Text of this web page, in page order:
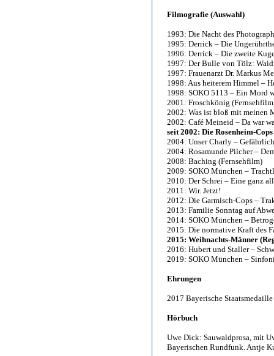
Filmografie (Auswahl)
1993: Die Nacht des
1995: Derrick – Die
1996: Derrick – Die zweite
1997: Der Bulle von Tölz:
1997: Frauenarzt Dr. Markus
1998: Aus heiterem Himmel –
1998: SOKO 5113 – Ein Mord
2001: Froschkönig
2002: Was ist bloß mit meinen
2002: Café Meineid – Da war
seit 2002: Die Rosenheim-
2004: Unser Charly –
2004: Rosamunde Pilcher –
2008: Baching (Fernsehfilm)
2009: SOKO München –
2010: Der Schrei – Eine ganz
2011: Wir. Jetzt!
2012: Die Garmisch-Cops –
2013: Familie Sonntag auf
2014: SOKO München –
2015: Die normative Kraft des
2015: Weihnachts-Männer
2016: Hubert und Staller –
2019: SOKO München –
Ehrungen
2017 Bayerische
Hörbuch
Uwe Dick: Sauwaldprosa, mit
Bayerischen Rundfunk. Antje